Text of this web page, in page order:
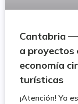
Cantabria —
a proyectos
economía
turísticas
¡Atención! Ya